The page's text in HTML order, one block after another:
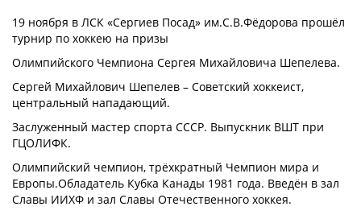
19 ноября в ЛСК «Сергиев Посад» им.С.В.Фёдорова прошёл
турнир по хоккею на призы
Олимпийского Чемпиона Сергея Михайловича Шепелева.
Сергей Михайлович Шепелев – Советский хоккеист,
центральный нападающий.
Заслуженный мастер спорта СССР. Выпускник ВШТ при
ГЦОЛИФК.
Олимпийский чемпион, трёхкратный Чемпион мира и
Европы.Обладатель Кубка Канады 1981 года. Введён в зал
Славы ИИХФ и зал Славы Отечественного хоккея.